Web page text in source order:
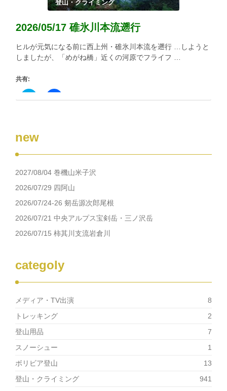
で
開
ま
す)
だ
(新
し
ウ
ィ
ン
き
ま
登山・クライミング
2026/05/17 碓氷川本流遡行
ヒルが元気になる前に西上州・碓氷川本流を遡行 …しようと
しましたが、「めがね橋」近くの河原でフライフ …
共有:
ク
リ
Twitter
で
有
し
い
ィ
ド
ウ
で
開
ま
Facebook
で
リ
ク
し
く
だ
さ
い
(新
し
ウ
で
開
き
new
2027/08/04 巻機山米子沢
2026/07/29 四阿山
2026/07/24-26 剱岳源次郎尾根
2026/07/21 中央アルプス宝剣岳・三ノ沢岳
2026/07/15 柿其川支流岩倉川
categoly
メディア・TV出演
8
トレッキング
2
登山用品
7
スノーシュー
1
ボリビア登山
13
登山・クライミング
941